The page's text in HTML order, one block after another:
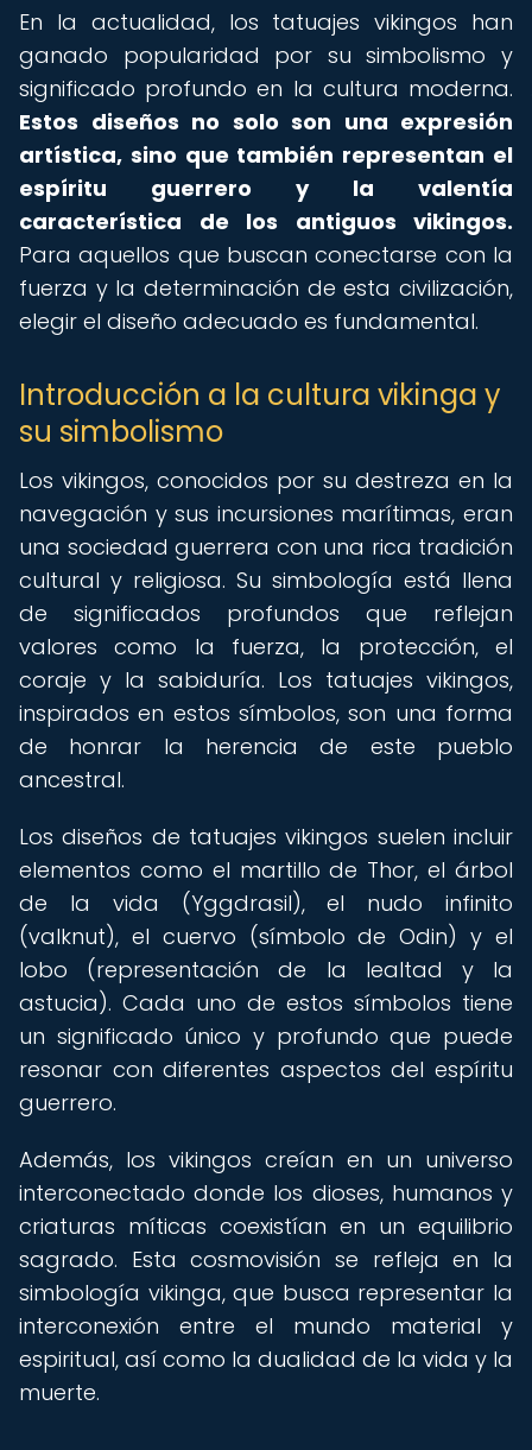
En la actualidad, los tatuajes vikingos han
ganado popularidad por su simbolismo y
significado profundo en la cultura moderna.
Estos diseños no solo son una expresión
artística, sino que también representan el
espíritu guerrero y la valentía
característica de los antiguos vikingos.
Para aquellos que buscan conectarse con la
fuerza y la determinación de esta civilización,
elegir el diseño adecuado es fundamental.
Introducción a la cultura vikinga y
su simbolismo
Los vikingos, conocidos por su destreza en la
navegación y sus incursiones marítimas, eran
una sociedad guerrera con una rica tradición
cultural y religiosa. Su simbología está llena
de significados profundos que reflejan
valores como la fuerza, la protección, el
coraje y la sabiduría. Los tatuajes vikingos,
inspirados en estos símbolos, son una forma
de honrar la herencia de este pueblo
ancestral.
Los diseños de tatuajes vikingos suelen incluir
elementos como el martillo de Thor, el árbol
de la vida (Yggdrasil), el nudo infinito
(valknut), el cuervo (símbolo de Odin) y el
lobo (representación de la lealtad y la
astucia). Cada uno de estos símbolos tiene
un significado único y profundo que puede
resonar con diferentes aspectos del espíritu
guerrero.
Además, los vikingos creían en un universo
interconectado donde los dioses, humanos y
criaturas míticas coexistían en un equilibrio
sagrado. Esta cosmovisión se refleja en la
simbología vikinga, que busca representar la
interconexión entre el mundo material y
espiritual, así como la dualidad de la vida y la
muerte.